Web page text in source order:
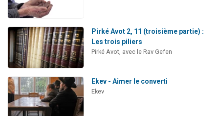
Pirké Avot 2, 11 (troisième partie) :
Les trois piliers
Pirké Avot, avec le Rav Gefen
Ekev - Aimer le converti
Ekev